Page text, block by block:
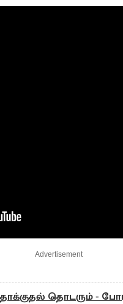
Advertisement
தொடரும் -